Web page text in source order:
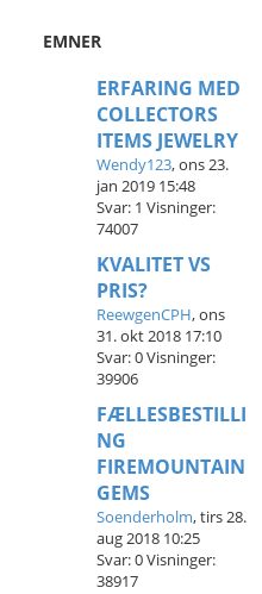
e
s
ø
n
i
n
g
EMNER
ERFARING MED
COLLECTORS
ITEMS JEWELRY
Wendy123,ons 23.
jan 2019 15:48
Svar: 1 Visninger:
74007
KVALITET VS
PRIS?
ReewgenCPH,ons
31. okt 2018 17:10
Svar:0Visninger:
39906
FÆLLESBESTILLI
NG
FIREMOUNTAIN
GEMS
Soenderholm,tirs 28.
aug 2018 10:25
Svar:0Visninger:
38917